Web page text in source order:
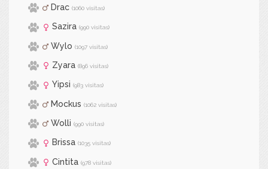
Drac (1060 visitas)
Sazira (990 visitas)
Wylo (1097 visitas)
Zyara (896 visitas)
Yipsi (983 visitas)
Mockus (1062 visitas)
Wolli (990 visitas)
Brissa (1035 visitas)
Cintita (978 visitas)